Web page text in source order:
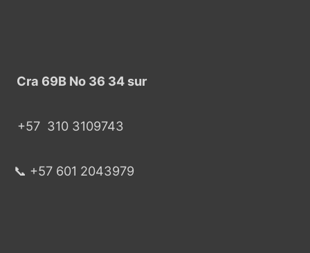
Cra 69B No 36 34 sur
+57 310 3109743
📞 +57 601 2043979